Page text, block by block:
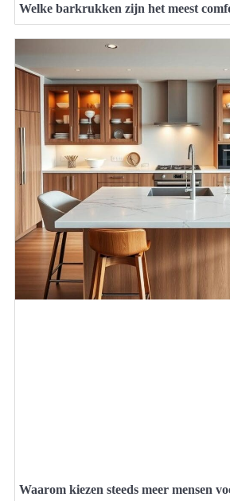
Welke barkrukken zijn het meest
Waarom kiezen steeds meer mensen